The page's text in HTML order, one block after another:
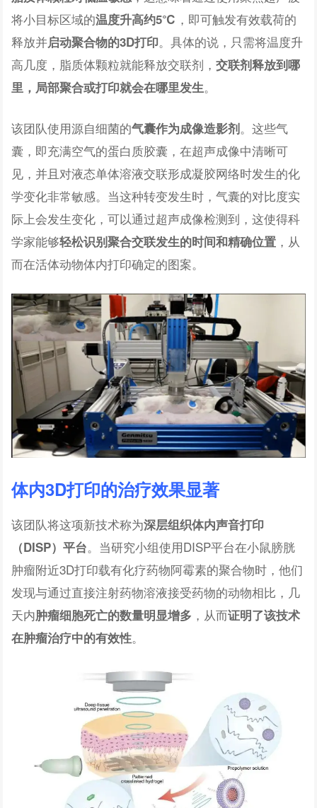
将小目标区域的温度升高约5℃ ，即可触发有效载荷的
释放并启动聚合物的3D打印。具体的说，只需将温度升
高几度，脂质体颗粒就能释放交联剂，交联剂释放到哪
里，局部聚合或打印就会在哪里发生。
该团队使用源自细菌的气囊作为成像造影剂。这些气
囊，即充满空气的蛋白质胶囊，在超声成像中清晰可
见，并且对液态单体溶液交联形成凝胶网络时发生的化
学变化非常敏感。当这种转变发生时，气囊的对比度实
际上会发生变化，可以通过超声成像检测到，这使得科
学家能够轻松识别聚合交联发生的时间和精确位置 ，从
而在活体动物体内打印确定的图案。
体内3D打印的治疗效果显著
该团队将这项新技术称为深层组织体内声音打印
（DISP）平台。当研究小组使用DISP平台在小鼠膀胱
肿瘤附近3D打印载有化疗药物阿霉素的聚合物时，他们
发现与通过直接注射药物溶液接受药物的动物相比，几
天内肿瘤细胞死亡的数量明显增多 ，从而证明了该技术
在肿瘤治疗中的有效性。